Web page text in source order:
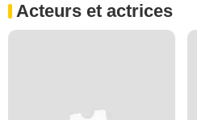
Acteurs et actrices